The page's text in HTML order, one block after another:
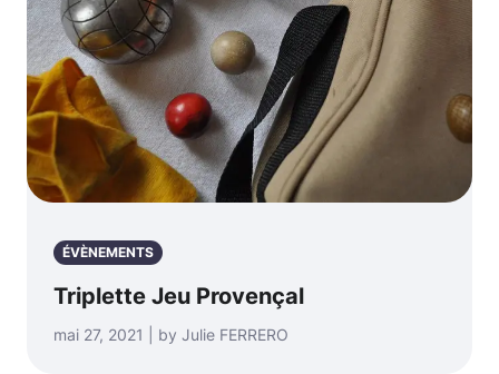
ÉVÈNEMENTS
Triplette Jeu Provençal
mai 27, 2021 | by Julie FERRERO